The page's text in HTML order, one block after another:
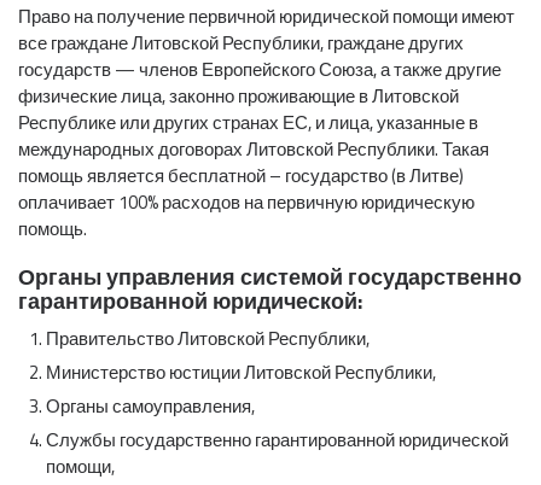
Право на получение первичной юридической помощи имеют
все граждане Литовской Республики, граждане других
государств — членов Европейского Союза, а также другие
физические лица, законно проживающие в Литовской
Республике или других странах ЕС, и лица, указанные в
международных договорах Литовской Республики. Такая
помощь является бесплатной – государство (в Литве)
оплачивает 100% расходов на первичную юридическую
помощь.
Органы управления системой государственно
гарантированной юридической:
Правительство Литовской Республики,
Министерство юстиции Литовской Республики,
Органы самоуправления,
Службы государственно гарантированной юридической
помощи,